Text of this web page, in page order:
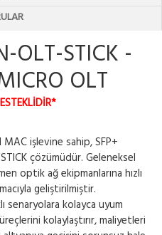
OLT-STICK -
OLT
işlevine sahip, SFP+
çözümüdür. Geleneksel
optik ağ ekipmanlarına hızlı
geliştirilmiştir.
senaryolara kolayca uyum
kolaylaştırır, maliyetleri